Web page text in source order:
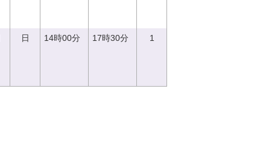
日 14時00分 17時30分 1